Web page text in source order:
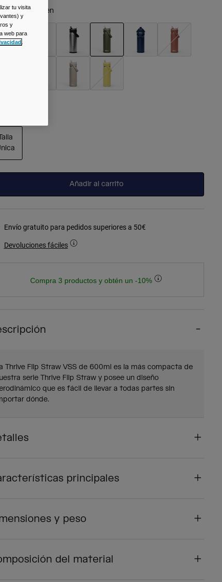
-Moss Green
seleccionado
Añadir al carrito
Envío gratuito para pedidos superiores a 50€
Devoluciones fáciles
Compra 3 productos y obtén un -10%
Thrive Flip Straw VSS de 600ml es la más compacta de
serie Thrive Flip Straw y posee un diseño
que es fácil de llevar a todas partes sin
dónde.
principales
y peso
del material
tu visita
y
y
web para